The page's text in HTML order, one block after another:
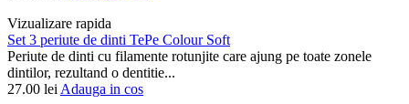
Vizualizare rapida
Set 3 periute de dinti TePe Colour Soft
Periute de dinti cu filamente rotunjite care ajung pe toate zonele
dintilor, rezultand o dentitie...
27.00 lei Adauga in cos